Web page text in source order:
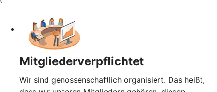
Mitgliederverpflichtet
Wir sind genossenschaftlich organisiert. Das heißt,